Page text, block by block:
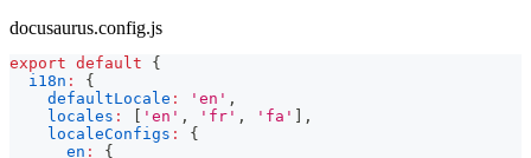
docusaurus.config.js
export default
{
i18n :
{
defaultLocale : 'en' ,
locales : 'en' , 'fr' , 'fa'
,
localeConfigs :
{
en :
{